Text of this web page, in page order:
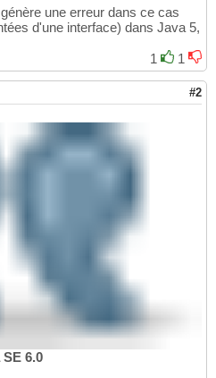
une erreur dans ce cas
d'une interface) dans Java 5,
1
1
#2
6.0